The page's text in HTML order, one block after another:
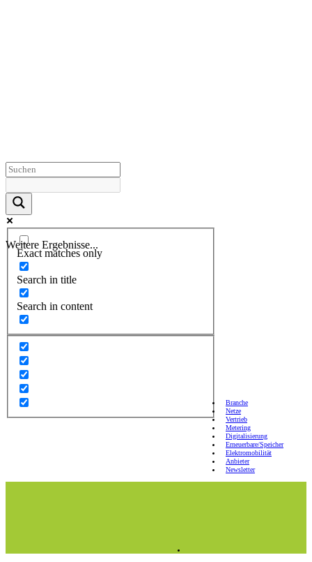
Weitere Ergebnisse...
Exact matches only
Search in title
Search in content
Branche
Netze
Vertrieb
Metering
Digitalisierung
Erneuerbare/Speicher
Elektromobilität
Anbieter
Newsletter